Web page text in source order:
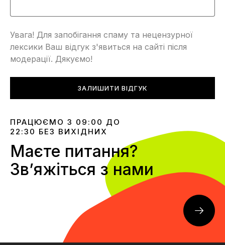
Увага! Для запобігання спаму та нецензурної
лексики Ваш відгук з'явиться на сайті після
модерації. Дякуємо!
ЗАЛИШИТИ ВІДГУК
ПРАЦЮЄМО З 09:00 ДО
22:30 БЕЗ ВИХІДНИХ
Маєте питання?
Звʼяжіться з нами